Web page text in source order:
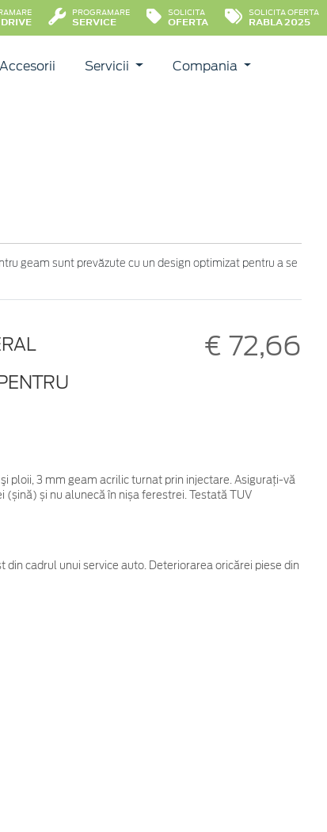
PROGRAMARE
SERVICE
SOLICITA
OFERTA
SOLICITA OFERTA
RABLA 2025
Accesorii Servicii Compania
geam sunt prevăzute cu un design optimizat pentru a se
€ 72,66
ploii, 3 mm geam acrilic turnat prin injectare. Asigurați-vă
și nu alunecă în nișa ferestrei. Testată TUV
cadrul unui service auto. Deteriorarea oricărei piese din